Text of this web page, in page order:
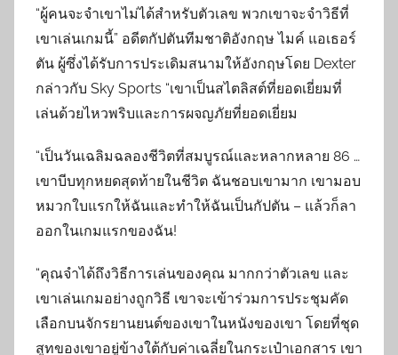
“ผู้คนจะจำเขาไม่ได้สำหรับตัวเลข พวกเขาจะจำวิธีที่
เขาเล่นเกมนี้” อดีตกัปตันทีมชาติอังกฤษ ไมค์ แอเธอร์
ตัน ผู้ซึ่งได้รับการประเดิมสนามให้อังกฤษโดย Dexter
กล่าวกับ Sky Sports “เขาเป็นสไตลิสต์ที่ยอดเยี่ยมที่
เล่นด้วยไหวพริบและการผจญภัยที่ยอดเยี่ยม
“เป็นวันเฉลิมฉลองชีวิตที่สมบูรณ์และหลากหลาย 86 …
เขาบีบทุกหยดสุดท้ายในชีวิต ฉันชอบเขามาก เขามอบ
หมวกใบแรกให้ฉันและทำให้ฉันเป็นกัปตัน – แล้วก็ลา
ออกในเกมแรกของฉัน!
“คุณจำได้ถึงวิธีการเล่นของคุณ มากกว่าตัวเลข และ
เขาเล่นเกมอย่างถูกวิธี เขาจะเข้าร่วมการประชุมคัด
เลือกบนจักรยานยนต์ของเขาในหนังของเขา โดยที่ชุด
สูทของเขาอยู่ข้างใต้กับค่าเฉลี่ยในกระเป๋าเอกสาร เขา